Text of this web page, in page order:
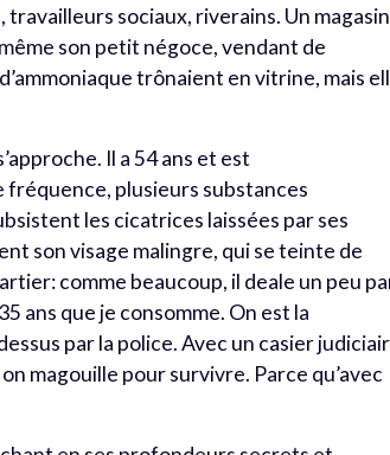
sociaux, riverains. Un magasin
son petit négoce, vendant de
trônaient en vitrine, mais
Il a 54 ans et est
fréquence, plusieurs substances
les cicatrices laissées par ses
son visage malingre, qui se teinte de
comme beaucoup, il deale un peu
ans que je consomme. On est la
par la police. Avec un casier
magouille pour survivre. Parce qu’avec